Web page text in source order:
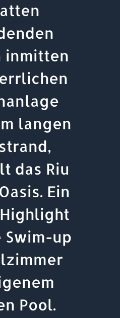
inmitten
langen
das Riu
Ein
Swim-up
Pool.